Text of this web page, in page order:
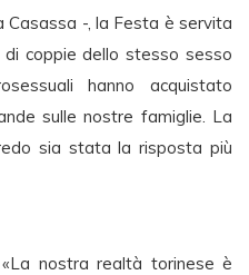
Casassa -, la Festa è servita
coppie dello stesso sesso
hanno acquistato
sulle nostre famiglie. La
sia stata la risposta più
nostra realtà torinese è